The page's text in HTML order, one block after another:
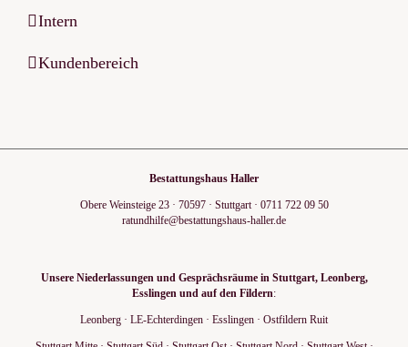
Intern
Kundenbereich
Bestattungshaus Haller
Obere Weinsteige 23· 70597· Stuttgart· 0711 722 09 50
ratundhilfe@bestattungshaus-haller.de
Unsere Niederlassungen und Gesprächsräume in Stuttgart, Leonberg,
Esslingen und auf den Fildern:
Leonberg · LE-Echterdingen · Esslingen · Ostfildern Ruit